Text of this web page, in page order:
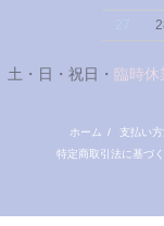
土・日・祝日・ 臨時休
ホーム / 支払い
特定商取引法に基づ